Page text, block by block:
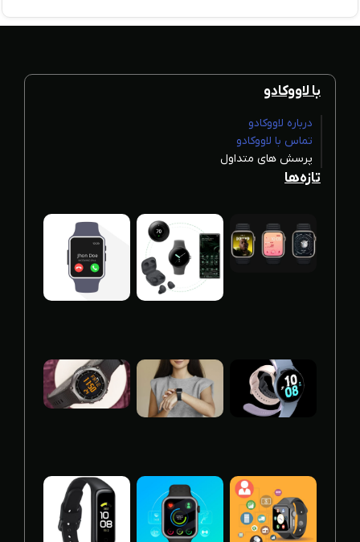
با لاووکادو
درباره لاووکادو
تماس با لاووکادو
پرسش های متداول
تازه‌ها